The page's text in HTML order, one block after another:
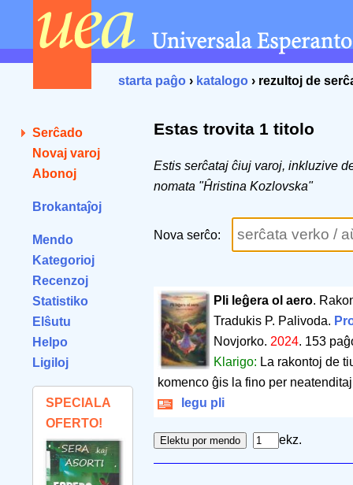
starta paĝo › katalogo › rezultoj de
Serĉado
Novaj varoj
Abonoj
Brokantaĵoj
Mendo
Kategorioj
Recenzoj
Statistiko
Elŝutu
Helpo
Ligiloj
SPECIALA
OFERTO!
Estas trovita 1 titolo
Estis serĉataj ĉiuj varoj, inkluzive
nomata "Ĥristina Kozlovska"
Nova serĉo:
Pli leĝera ol aero.
Tradukis P. Palivoda.
Novjorko. 2024. 153
Klarigo: La rakontoj de
komenco ĝis la fino per
legu pli
ekz.